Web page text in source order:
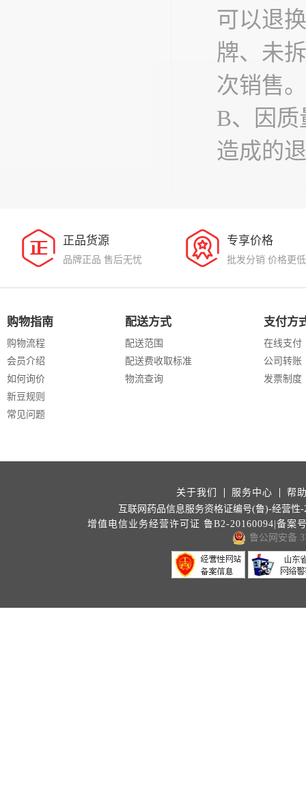
可以退
牌、未
次销售。
B、因
造成的
正品货源
品牌正品 售后无忧
专享价格
批发分销 价格更低
购物指南
购物流程
会员介绍
如何询价
新豆规则
常见问题
配送方式
配送范围
配送费收取标准
物流查询
支付方
在线支付
公司转账
发票制度
关于我们 服务中心
帮
互联网药品信息服务资格证编号(鲁)-经营性-
增值电信业务经营许可证 鲁B2-20160094|备案
鲁公网安备